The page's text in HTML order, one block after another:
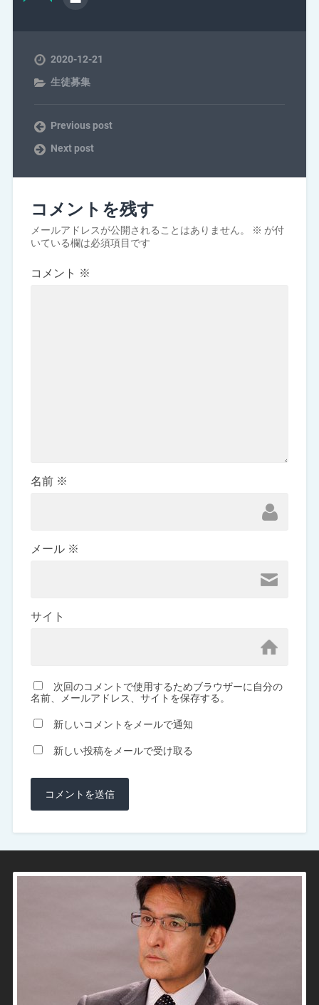
2020-12-21
生徒募集
Previous post
Next post
コメントを残す
メールアドレスが公開されることはありません。 ※ が付
いている欄は必須項目です
コメント ※
名前 ※
メール ※
サイト
次回のコメントで使用するためブラウザーに自分の
名前、メールアドレス、サイトを保存する。
新しいコメントをメールで通知
新しい投稿をメールで受け取る